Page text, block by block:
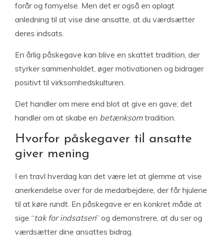
forår og fornyelse. Men det er også en oplagt
anledning til at vise dine ansatte, at du værdsætter
deres indsats.
En årlig påskegave kan blive en skattet tradition, der
styrker sammenholdet, øger motivationen og bidrager
positivt til virksomhedskulturen.
Det handler om mere end blot at give en gave; det
handler om at skabe en betænksomtradition.
Hvorfor påskegaver til ansatte
giver mening
I en travl hverdag kan det være let at glemme at vise
anerkendelse over for de medarbejdere, der får hjulene
til at køre rundt. En påskegave er en konkret måde at
sige “tak for indsatsen” og demonstrere, at du ser og
værdsætter dine ansattes bidrag.